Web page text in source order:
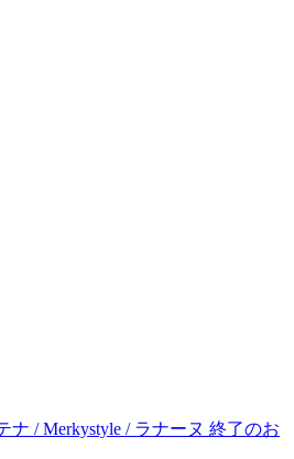
ナ / Merkystyle / ラナーヌ 終了のお